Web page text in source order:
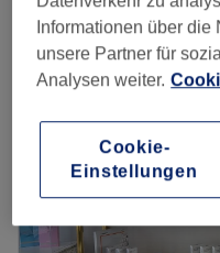
2 Salons die anbieten:gel
Informationen über die
unsere Partner für
Analysen weiter.
Cookie-
Einstellungen